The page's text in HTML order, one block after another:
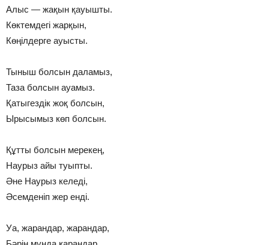
Алыс — жақын қауышты.
Көктемдегі жарқын,
Көңілдерге ауысты.
Тыныш болсын даламыз,
Таза болсын ауамыз.
Қатыгездік жоқ болсын,
Ырысымыз көп болсын.
Құтты болсын мерекең,
Наурыз айы туыпты.
Әне Наурыз келеді,
Әсемденіп жер енді.
Уа, жарандар, жарандар,